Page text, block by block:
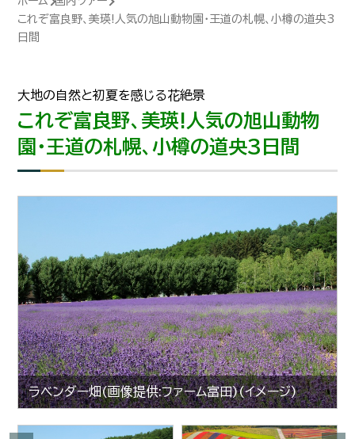
これぞ富良野、美瑛!人気の旭山動物園・王道の札幌、小樽の道央3
日間
大地の自然と初夏を感じる花絶景
これぞ富良野、美瑛!人気の旭山動物
園・王道の札幌、小樽の道央3日間
ラベンダー畑(画像提供:ファーム富田)(イメージ)